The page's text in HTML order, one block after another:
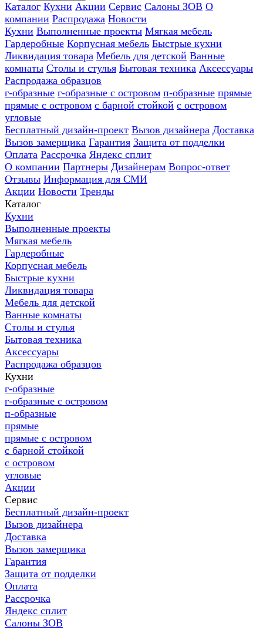
Каталог Кухни Акции Сервис Салоны ЗОВ О
компании Распродажа Новости
Кухни Выполненные проекты Мягкая мебель
Гардеробные Корпусная мебель Быстрые кухни
Ликвидация товара Мебель для детской Ванные
комнаты Столы и стулья Бытовая техника Аксессуары
Распродажа образцов
г-образные г-образные с островом п-образные прямые
прямые с островом с барной стойкой с островом
угловые
Бесплатный дизайн-проект Вызов дизайнера Доставка
Вызов замерщика Гарантия Защита от подделки
Оплата Рассрочка Яндекс сплит
О компании Партнеры Дизайнерам Вопрос-ответ
Отзывы Информация для СМИ
Акции Новости Тренды
Каталог
Кухни
Выполненные проекты
Мягкая мебель
Гардеробные
Корпусная мебель
Быстрые кухни
Ликвидация товара
Мебель для детской
Ванные комнаты
Столы и стулья
Бытовая техника
Аксессуары
Распродажа образцов
Кухни
г-образные
г-образные с островом
п-образные
прямые
прямые с островом
с барной стойкой
с островом
угловые
Акции
Сервис
Бесплатный дизайн-проект
Вызов дизайнера
Доставка
Вызов замерщика
Гарантия
Защита от подделки
Оплата
Рассрочка
Яндекс сплит
Салоны ЗОВ